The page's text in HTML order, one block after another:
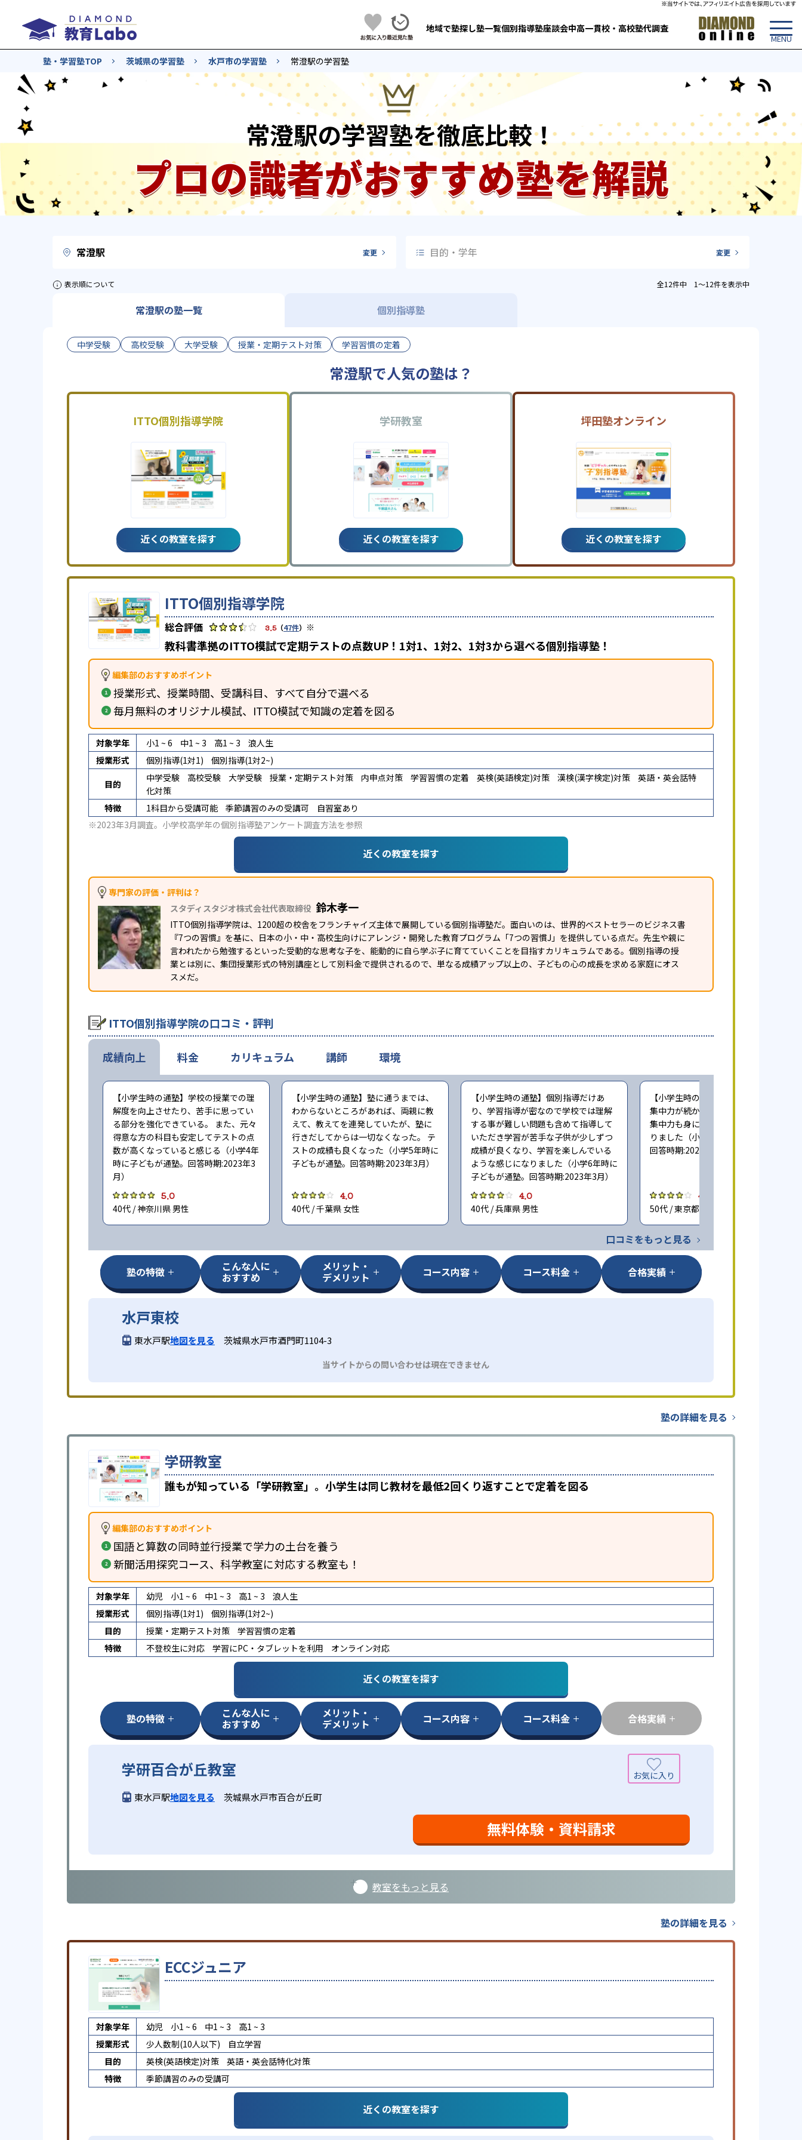
地域で塾探し塾一覧個別指導塾座談会中高一貫校・高校塾代調査
塾・学習塾TOP 茨城県の学習塾 水戸市の学習塾 常澄駅の学習塾
常澄駅の学習塾を徹底比較！
プロの識者がおすすめ塾を解説
常澄駅 変更 目的・学年 変更
表示順について 全12件中 1〜12件を表示中
常澄駅の塾一覧 個別指導塾
中学受験 高校受験 大学受験 授業・定期テスト対策 学習習慣の定着
常澄駅で人気の塾は？
ITTO個別指導学院
近くの教室を探す
学研教室
近くの教室を探す
坪田塾オンライン
近くの教室を探す
ITTO個別指導学院
3.5（47件） ※
教科書準拠のITTO模試で定期テストの点数UP！1対1、1対2、1対3から選べる個別指導塾！
編集部のおすすめポイント
授業形式、授業時間、受講科目、すべて自分で選べる
毎月無料のオリジナル模試、ITTO模試で知識の定着を図る
対象学年 小1 ~ 6 中1 ~ 3 高1 ~ 3
浪人生
授業形式
個別指導(1対1)
個別指導(1対2~)
目的
中学受験 高校受験 大学受験 授業・定期テスト対策 内申点対策 学習習慣の定着 英検(英語検定)対策 漢検(漢字検定)対策
英語・英会話特
化対策
特徴
1科目から受講可能 季節講習のみの受講可
自習室あり
※2023年3月調査。 小学校高学年の個別指導塾アンケート調査方法を参照
近くの教室を探す
専門家の評価・評判は？
スタディスタジオ株式会社代表取締役 鈴木孝一
ITTO個別指導学院は、1200超の校舎をフランチャイズ主体で展開している個別指導塾だ。面白いのは、世界的ベストセラーのビジネス書
『7つの習慣』を基に、日本の小・中・高校生向けにアレンジ・開発した教育プログラム「7つの習慣J」を提供している点だ。先生や親に
言われたから勉強するといった受動的な思考な子を、能動的に自ら学ぶ子に育てていくことを目指すカリキュラムである。個別指導の授
業とは別に、集団授業形式の特別講座として別料金で提供されるので、単なる成績アップ以上の、子どもの心の成長を求める家庭にオス
スメだ。
ITTO個別指導学院の口コミ・評判
成績向上
【小学生時の通塾】学校の授業での理
解度を向上させたり、苦手に思ってい
る部分を強化できている。 また、元々
得意な方の科目も安定してテストの点
数が高くなっていると感じる（小学4年
時に子どもが通塾。回答時期:2023年3
月）
5.0
40代 / 神奈川県 男性
【小学生時の通塾】塾に通うまでは、
わからないところがあれば、両親に教
えて、教えてを連発していたが、塾に
行きだしてからは一切なくなった。 テ
ストの成績も良くなった（小学5年時に
子どもが通塾。回答時期:2023年3月）
4.0
40代 / 千葉県 女性
【小学生時の通塾】個別指導だけあ
り、学習指導が密なので学校では理解
する事が難しい問題も含めて指導して
いただき学習が苦手な子供が少しずつ
成績が良くなり、学習を楽しんでいる
ような感じになりました（小学6年時に
子どもが通塾。回答時期:2023年3月）
4.0
40代 / 兵庫県 男性
【小学生時の通塾】家だとどうしても
集中力が続かない事があるため 塾では
集中力も身について成績向上につなが
りました（小学6年時に子どもが通塾。
回答時期:2023年3月）
4.0
50代 / 東京都 男性
口コミをもっと見る
料金 カリキュラム 講師 環境
塾の特徴 こんな人に
おすすめ
メリット・
デメリット コース内容 コース料金 合格実績
水戸東校
東水戸駅地図を見る 茨城県水戸市酒門町1104-3
当サイトからの問い合わせは現在できません
塾の詳細を見る
学研教室
誰もが知っている「学研教室」。小学生は同じ教材を最低2回くり返すことで定着を図る
編集部のおすすめポイント
国語と算数の同時並行授業で学力の土台を養う
新聞活用探究コース、科学教室に対応する教室も！
対象学年 幼児 小1 ~ 6 中1 ~ 3 高1 ~ 3
浪人生
授業形式
個別指導(1対1)
個別指導(1対2~)
目的
授業・定期テスト対策
学習習慣の定着
特徴
不登校生に対応 学習にPC・タブレットを利用 オンライン対応
近くの教室を探す
塾の特徴 こんな人に
おすすめ
メリット・
デメリット コース内容 コース料金 合格実績
学研百合が丘教室
東水戸駅地図を見る 茨城県水戸市百合が丘町
無料体験・資料請求
教室をもっと見る
塾の詳細を見る
ECCジュニア
対象学年 幼児 小1 ~ 6 中1 ~ 3
高1 ~ 3
授業形式
少人数制(10人以下)
自立学習
目的
英検(英語検定)対策
英語・英会話特化対策
特徴
季節講習のみの受講可
近くの教室を探す